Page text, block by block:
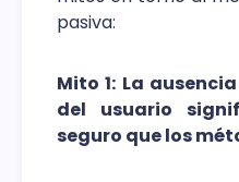
pasiva:
Mito 1: La
del usuario
seguro que los